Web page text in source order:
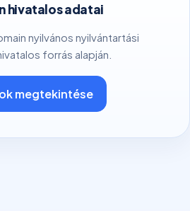
hivatalos adatai
nyilvános nyilvántartási
forrás alapján.
megtekintése